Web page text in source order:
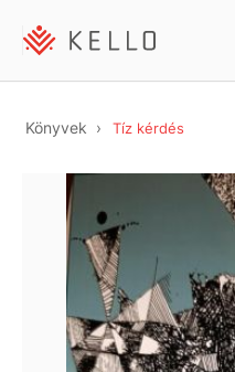
Könyvek Tíz kérdés